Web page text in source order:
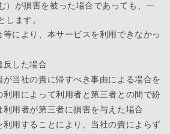
）が損害を被った場合であっても、一
します。
により、本サービスを利用できなかっ
反した場合
当社の責に帰すべき事由による場合を
利用によって利用者と第三者との間で紛
用者が第三者に損害を与えた場合
利用することにより、当社の責によらず